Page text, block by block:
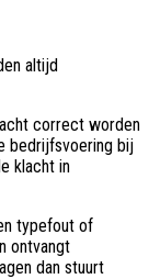
altijd
correct worden
bedrijfsvoering bij
klacht in
typefout of
ontvangt
dan stuurt